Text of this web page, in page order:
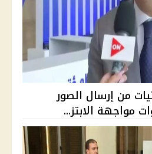
من إرسال الصور
مواجهة الابتز...